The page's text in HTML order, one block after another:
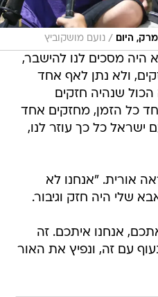
היום / נועם מושקוביץ
היה מסכים לנו להישבר,
ולא נתן לאף אחד
שנהיה חזקים
כל הזמן, מחזקים אחד
ישראל כל כך עוזר לנו,
אורית. "אנחנו לא
שלי היה חזק וגיבור.
אנחנו איתכם. זה
עם זה, ונפיץ את האור